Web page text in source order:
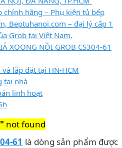
chính hãng – Phụ kiện tủ bếp
Beptuhanoi.com – đại lý cấp 1
Grob tại Việt Nam.
XOONG NỒI GROB CS304-61
lắp đặt tại HN-HCM
tại nhà
linh hoạt
not found
61 là dòng sản phẩm được